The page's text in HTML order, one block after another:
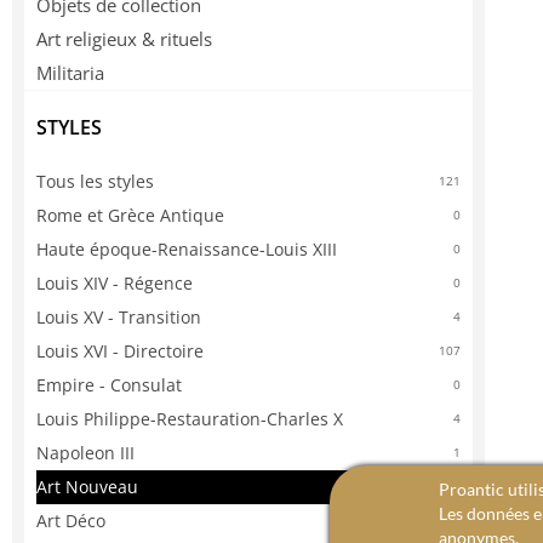
Objets de collection
Art religieux & rituels
Militaria
STYLES
Tous les styles 121
Rome et Grèce Antique 0
Haute époque-Renaissance-Louis XIII 0
Louis XIV - Régence 0
Louis XV - Transition 4
Louis XVI - Directoire 107
Empire - Consulat 0
Louis Philippe-Restauration-Charles X 4
Napoleon III 1
Art Nouveau 0
Art Déco 1
Proantic
Les données
anonymes.